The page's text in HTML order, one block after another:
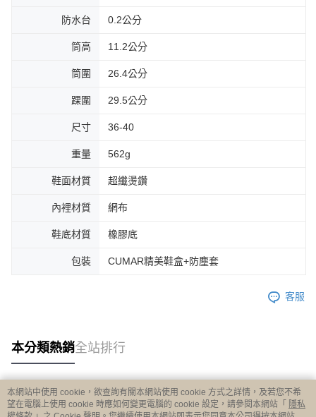
防水台 0.2公分
筒高 11.2公分
筒圍 26.4公分
踝圍 29.5公分
尺寸 36-40
重量 562g
鞋面材質 超纖燙鑽
內裡材質 網布
鞋底材質 橡膠底
包裝 CUMAR精美鞋盒+防塵套
客服
本分類熱銷全站排行
熱門標籤
本網站中使用 cookie，欲查詢有關本網站使用 cookie 方式之詳情，及若您不希
望在電腦上使用 cookie 時應如何變更電腦的 cookie 設定，請參閱本網站「 隱私